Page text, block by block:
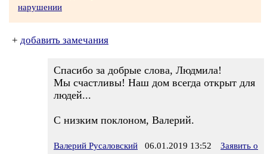
нарушении
+ добавить замечания
Спасибо за добрые слова, Людмила!
Мы счастливы! Наш дом всегда открыт для
людей...
С низким поклоном, Валерий.
Валерий Русаловский 06.01.2019 13:52
Заявить о